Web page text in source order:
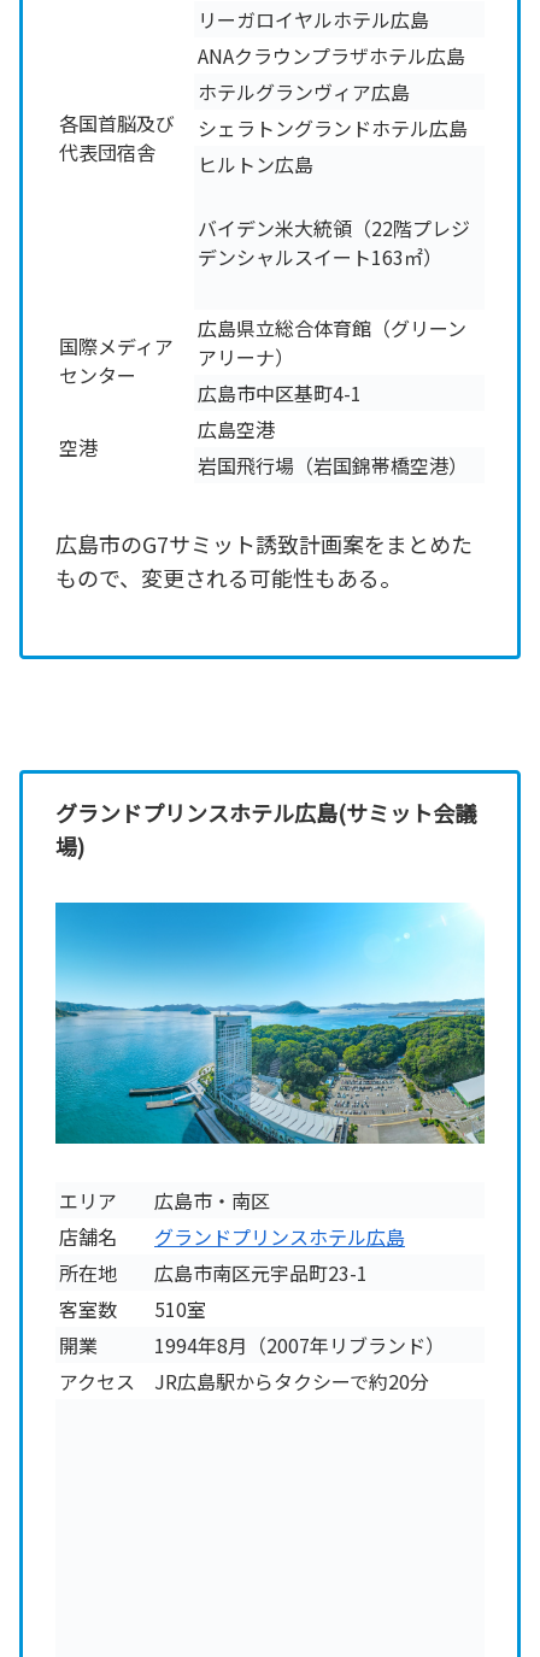
各国首脳及び
代表団宿舎
リーガロイヤルホテル広島
ANAクラウンプラザホテル広島
ホテルグランヴィア広島
シェラトングランドホテル広島
ヒルトン広島
バイデン米大統領（22階プレジ
デンシャルスイート163㎡）
国際メディア
センター
広島県立総合体育館（グリーン
アリーナ）
広島市中区基町4-1
空港
広島空港
岩国飛行場（岩国錦帯橋空港）
広島市のG7サミット誘致計画案をまとめた
もので、変更される可能性もある。
グランドプリンスホテル広島(サミット会議
場)
エリア
広島市・南区
店舗名
グランドプリンスホテル広島
所在地
広島市南区元宇品町23-1
客室数
510室
開業
1994年8月（2007年リブランド）
アクセス
JR広島駅からタクシーで約20分